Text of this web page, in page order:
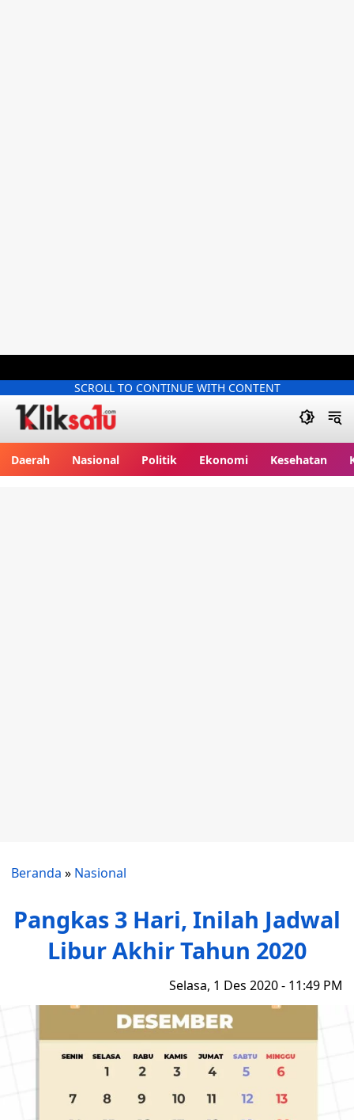
SCROLL TO CONTINUE WITH CONTENT
Daerah Nasional Politik Ekonomi Kesehatan
Beranda » Nasional
Pangkas 3 Hari, Inilah Jadwal
Libur Akhir Tahun 2020
Selasa, 1 Des 2020 - 11:49 PM